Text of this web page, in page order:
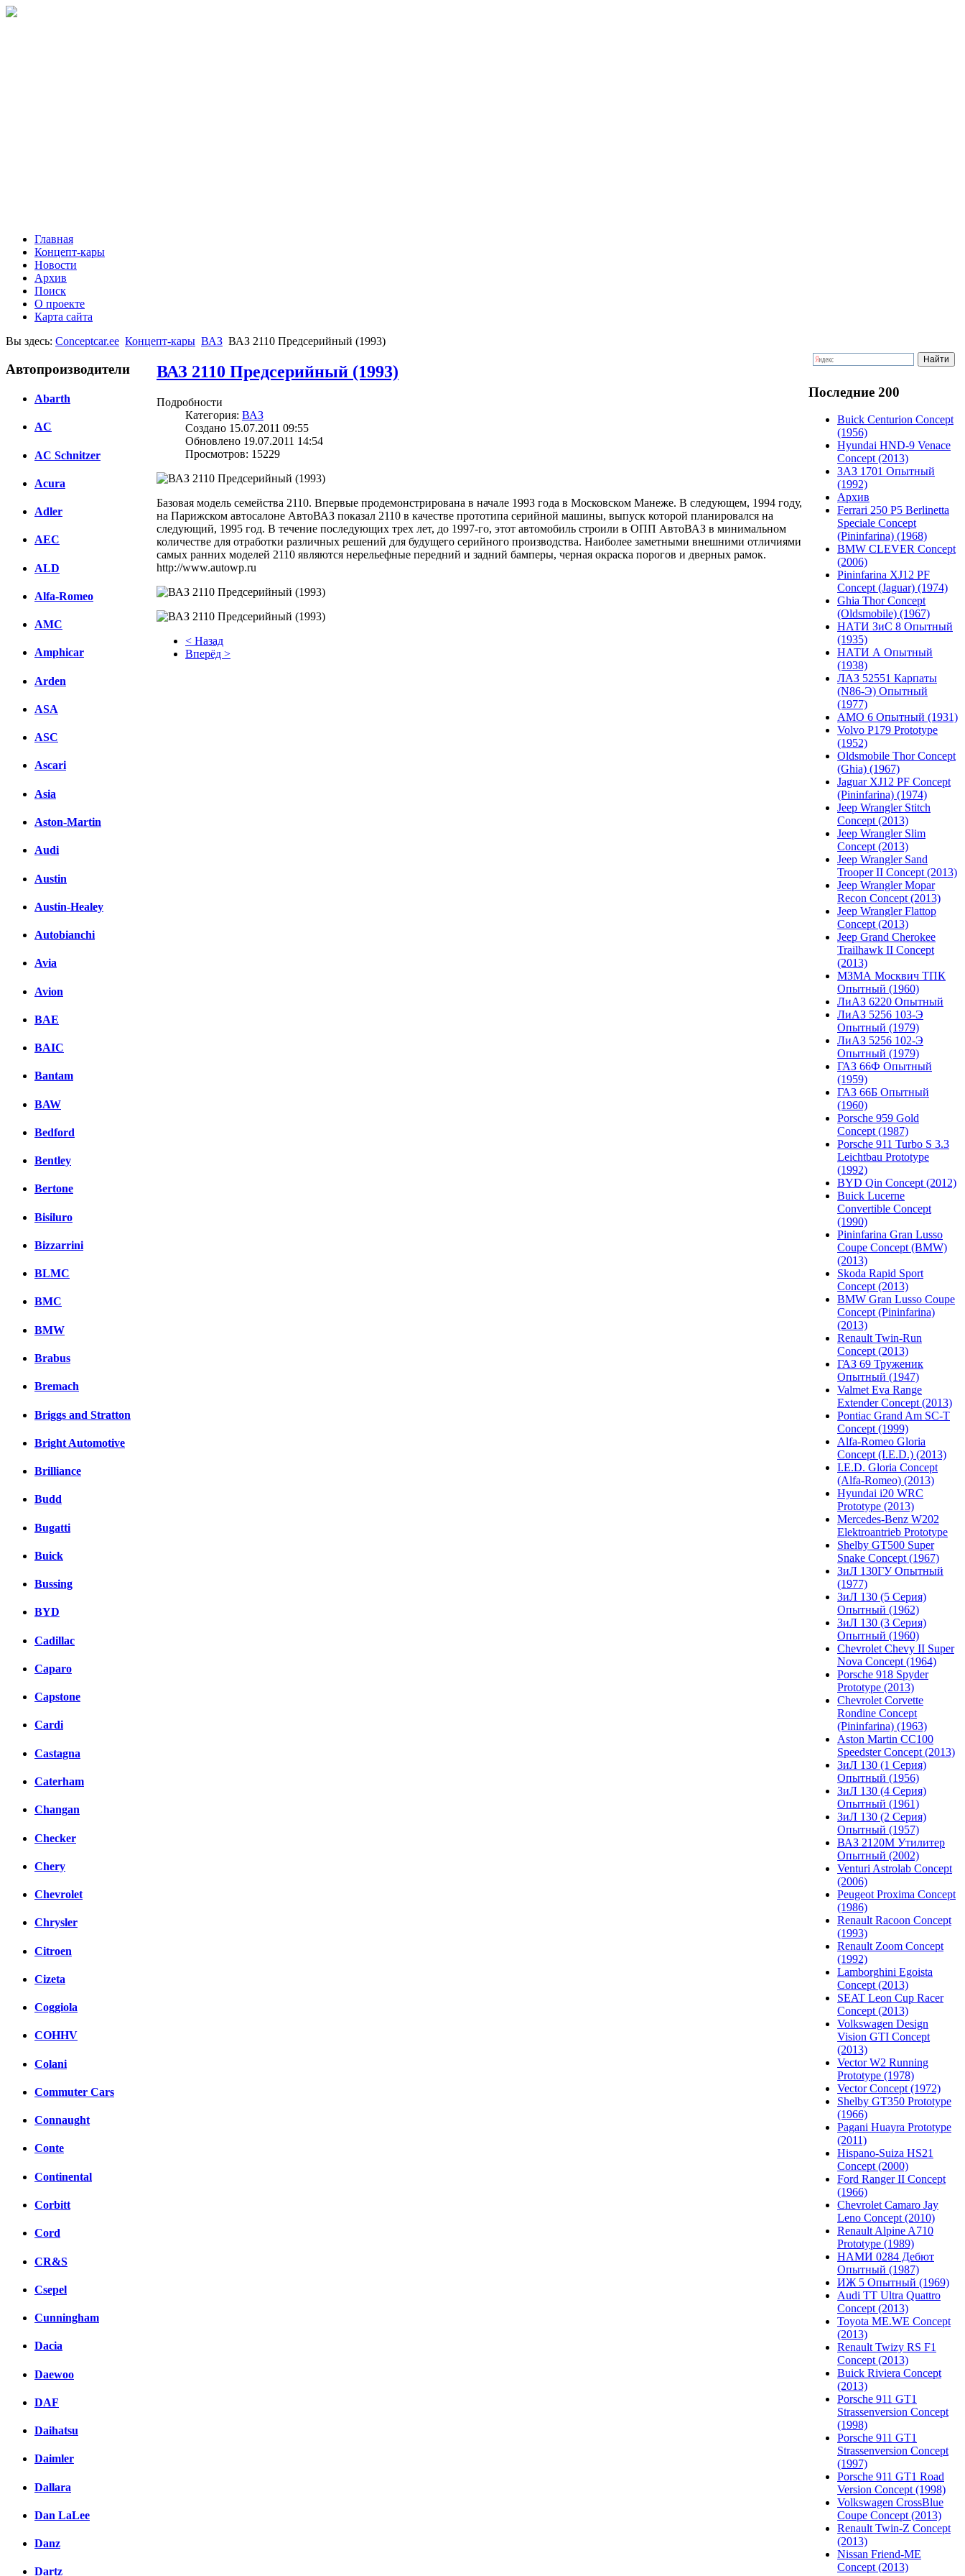
Главная
Концепт-кары
Новости
Архив
Поиск
О проекте
Карта сайта
Вы здесь: Conceptcar.ee Концепт-кары ВАЗ ВАЗ 2110 Предсерийный (1993)
Автопроизводители
Abarth
AC
AC Schnitzer
Acura
Adler
AEC
ALD
Alfa-Romeo
AMC
Amphicar
Arden
ASA
ASC
Ascari
Asia
Aston-Martin
Audi
Austin
Austin-Healey
Autobianchi
Avia
Avion
BAE
BAIC
Bantam
BAW
Bedford
Bentley
Bertone
Bisiluro
Bizzarrini
BLMC
BMC
BMW
Brabus
Bremach
Briggs and Stratton
Bright Automotive
Brilliance
Budd
Bugatti
Buick
Bussing
BYD
Cadillac
Caparo
Capstone
Cardi
Castagna
Caterham
Changan
Checker
Chery
Chevrolet
Chrysler
Citroen
Cizeta
Coggiola
COHHV
Colani
Commuter Cars
Connaught
Conte
Continental
Corbitt
Cord
CR&S
Csepel
Cunningham
Dacia
Daewoo
DAF
Daihatsu
Daimler
Dallara
Dan LaLee
Danz
Dartz
ВАЗ 2110 Предсерийный (1993)
Подробности
Категория: ВАЗ
Создано 15.07.2011 09:55
Обновлено 19.07.2011 14:54
Просмотров: 15229
Базовая модель семейства 2110. Впервые продемонстрирована в начале 1993 года в Московском Манеже. В следующем, 1994 году,
на Парижском автосалоне АвтоВАЗ показал 2110 в качестве прототипа серийной машины, выпуск которой планировался на
следующий, 1995 год. В течение последующих трех лет, до 1997-го, этот автомобиль строили в ОПП АвтоВАЗ в минимальном
количестве для отработки различных решений для будущего серийного производства. Наиболее заметными внешними отличиями
самых ранних моделей 2110 являются нерельефные передний и задний бамперы, черная окраска порогов и дверных рамок.
http://www.autowp.ru
< Назад
Вперёд >
Последние 200
Buick Centurion Concept
(1956)
Hyundai HND-9 Venace
Concept (2013)
ЗАЗ 1701 Опытный
(1992)
Архив
Ferrari 250 P5 Berlinetta
Speciale Concept
(Pininfarina) (1968)
BMW CLEVER Concept
(2006)
Pininfarina XJ12 PF
Concept (Jaguar) (1974)
Ghia Thor Concept
(Oldsmobile) (1967)
НАТИ ЗиС 8 Опытный
(1935)
НАТИ А Опытный
(1938)
ЛАЗ 52551 Карпаты
(N86-Э) Опытный
(1977)
АМО 6 Опытный (1931)
Volvo P179 Prototype
(1952)
Oldsmobile Thor Concept
(Ghia) (1967)
Jaguar XJ12 PF Concept
(Pininfarina) (1974)
Jeep Wrangler Stitch
Concept (2013)
Jeep Wrangler Slim
Concept (2013)
Jeep Wrangler Sand
Trooper II Concept (2013)
Jeep Wrangler Mopar
Recon Concept (2013)
Jeep Wrangler Flattop
Concept (2013)
Jeep Grand Cherokee
Trailhawk II Concept
(2013)
МЗМА Москвич ТПК
Опытный (1960)
ЛиАЗ 6220 Опытный
ЛиАЗ 5256 103-Э
Опытный (1979)
ЛиАЗ 5256 102-Э
Опытный (1979)
ГАЗ 66Ф Опытный
(1959)
ГАЗ 66Б Опытный
(1960)
Porsche 959 Gold
Concept (1987)
Porsche 911 Turbo S 3.3
Leichtbau Prototype
(1992)
BYD Qin Concept (2012)
Buick Lucerne
Convertible Concept
(1990)
Pininfarina Gran Lusso
Coupe Concept (BMW)
(2013)
Skoda Rapid Sport
Concept (2013)
BMW Gran Lusso Coupe
Concept (Pininfarina)
(2013)
Renault Twin-Run
Concept (2013)
ГАЗ 69 Труженик
Опытный (1947)
Valmet Eva Range
Extender Concept (2013)
Pontiac Grand Am SC-T
Concept (1999)
Alfa-Romeo Gloria
Concept (I.E.D.) (2013)
I.E.D. Gloria Concept
(Alfa-Romeo) (2013)
Hyundai i20 WRC
Prototype (2013)
Mercedes-Benz W202
Elektroantrieb Prototype
Shelby GT500 Super
Snake Concept (1967)
ЗиЛ 130ГУ Опытный
(1977)
ЗиЛ 130 (5 Серия)
Опытный (1962)
ЗиЛ 130 (3 Серия)
Опытный (1960)
Chevrolet Chevy II Super
Nova Concept (1964)
Porsche 918 Spyder
Prototype (2013)
Chevrolet Corvette
Rondine Concept
(Pininfarina) (1963)
Aston Martin CC100
Speedster Concept (2013)
ЗиЛ 130 (1 Серия)
Опытный (1956)
ЗиЛ 130 (4 Серия)
Опытный (1961)
ЗиЛ 130 (2 Серия)
Опытный (1957)
ВАЗ 2120М Утилитер
Опытный (2002)
Venturi Astrolab Concept
(2006)
Peugeot Proxima Concept
(1986)
Renault Racoon Concept
(1993)
Renault Zoom Concept
(1992)
Lamborghini Egoista
Concept (2013)
SEAT Leon Cup Racer
Concept (2013)
Volkswagen Design
Vision GTI Concept
(2013)
Vector W2 Running
Prototype (1978)
Vector Concept (1972)
Shelby GT350 Prototype
(1966)
Pagani Huayra Prototype
(2011)
Hispano-Suiza HS21
Concept (2000)
Ford Ranger II Concept
(1966)
Chevrolet Camaro Jay
Leno Concept (2010)
Renault Alpine A710
Prototype (1989)
НАМИ 0284 Дебют
Опытный (1987)
ИЖ 5 Опытный (1969)
Audi TT Ultra Quattro
Concept (2013)
Toyota ME.WE Concept
(2013)
Renault Twizy RS F1
Concept (2013)
Buick Riviera Concept
(2013)
Porsche 911 GT1
Strassenversion Concept
(1998)
Porsche 911 GT1
Strassenversion Concept
(1997)
Porsche 911 GT1 Road
Version Concept (1998)
Volkswagen CrossBlue
Coupe Concept (2013)
Renault Twin-Z Concept
(2013)
Nissan Friend-ME
Concept (2013)